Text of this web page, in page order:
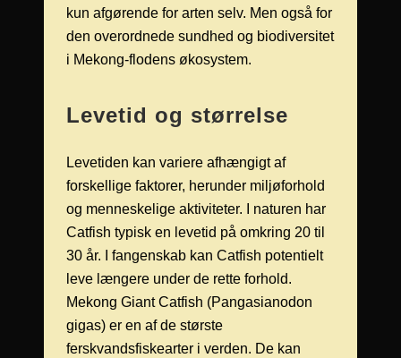
kun afgørende for arten selv. Men også for
den overordnede sundhed og biodiversitet
i Mekong-flodens økosystem.
Levetid og størrelse
Levetiden kan variere afhængigt af
forskellige faktorer, herunder miljøforhold
og menneskelige aktiviteter. I naturen har
Catfish typisk en levetid på omkring 20 til
30 år. I fangenskab kan Catfish potentielt
leve længere under de rette forhold.
Mekong Giant Catfish (Pangasianodon
gigas) er en af de største
ferskvandsfiskearter i verden. De kan